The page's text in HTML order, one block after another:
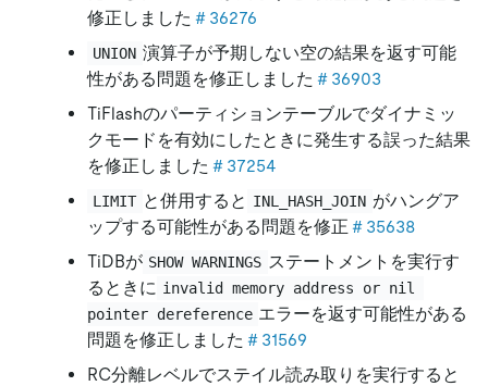
修正しました ＃36276
UNION 演算子が予期しない空の結果を返す可能
性がある問題を修正しました ＃36903
TiFlashのパーティションテーブルでダイナミッ
クモードを有効にしたときに発生する誤った結果
を修正しました ＃37254
LIMIT と併用すると INL_HASH_JOIN がハングア
ップする可能性がある問題を修正 ＃35638
TiDBが SHOW WARNINGS ステートメントを実行す
るときに invalid memory address or nil
pointer dereference エラーを返す可能性がある
問題を修正しました ＃31569
RC分離レベルでステイル読み取りを実行すると